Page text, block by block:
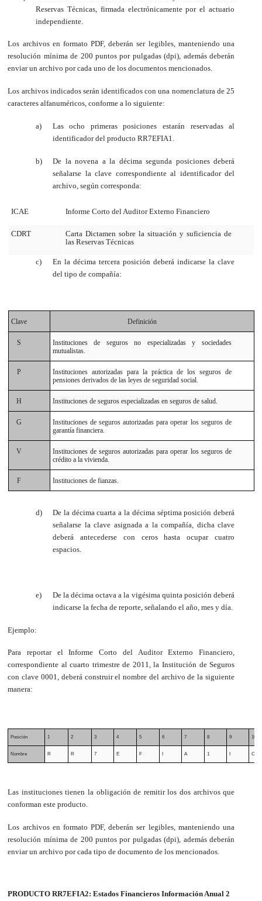
Reservas Técnicas, firmada electrónicamente por el actuario
independiente.
Los archivos en formato PDF, deberán ser legibles, manteniendo una
resolución mínima de 200 puntos por pulgadas (dpi), además deberán
enviar un archivo por cada uno de los documentos mencionados.
Los archivos indicados serán identificados con una nomenclatura de 25
caracteres alfanuméricos, conforme a lo siguiente:
a)
Las ocho primeras posiciones estarán reservadas al
identificador del producto RR7EFIA1.
b)
De la novena a la décima segunda posiciones deberá
señalarse la clave correspondiente al identificador del
archivo, según corresponda:
ICAE Informe Corto del Auditor Externo Financiero
CDRT
Carta Dictamen sobre la situación y suficiencia de
las Reservas Técnicas
c)
En la décima tercera posición deberá indicarse la clave
del tipo de compañía:
Clave Definición
S
Instituciones de seguros no especializadas y sociedades
mutualistas.
P
Instituciones autorizadas para la práctica de los seguros de
pensiones derivados de las leyes de seguridad social.
H Instituciones de seguros especializadas en seguros de salud.
G
Instituciones de seguros autorizadas para operar los seguros de
garantía financiera.
V
Instituciones de seguros autorizadas para operar los seguros de
crédito a la vivienda.
F Instituciones de fianzas.
d)
De la décima cuarta a la décima séptima posición deberá
señalarse la clave asignada a la compañía, dicha clave
deberá antecederse con ceros hasta ocupar cuatro
espacios.
e)
De la décima octava a la vigésima quinta posición deberá
indicarse la fecha de reporte, señalando el año, mes y día.
Ejemplo:
Para reportar el Informe Corto del Auditor Externo Financiero,
correspondiente al cuarto trimestre de 2011, la Institución de Seguros
con clave 0001, deberá construir el nombre del archivo de la siguiente
manera:
Posición 1 2 3 4 5 6 7 8 9 10
Nombre R R 7 E F A 1 C
Las instituciones tienen la obligación de remitir los dos archivos que
conforman este producto.
Los archivos en formato PDF, deberán ser legibles, manteniendo una
resolución mínima de 200 puntos por pulgadas (dpi), además deberán
enviar un archivo por cada tipo de documento de los mencionados.
PRODUCTO RR7EFIA2: Estados Financieros Información Anual 2